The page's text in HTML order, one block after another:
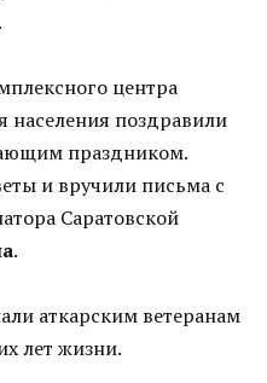
центра
населения поздравили
праздником.
и вручили письма с
Саратовской
.
аткарским ветеранам
лет жизни.